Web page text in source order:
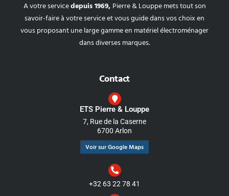
A votre servicedepuis 1969, Pierre & Louppe mets tout son
savoir-faire à votre service et vous guide dans vos choix en
vous proposant une large gamme en matériel électroménager
dans diverses marques.
Contact
ETS Pierre & Louppe
7, Rue de la Caserne
6700 Arlon
Voir sur Google Maps
+32 63 22 78 41